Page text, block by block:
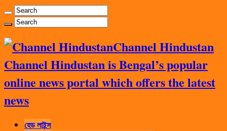
Channel Hindustan
Channel Hindustan is Bengal’s popular
online news portal which offers the latest
news
হেড লাইন্স